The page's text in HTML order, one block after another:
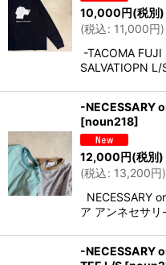
10,000円(税別)
(税込: 11,000円)
-TACOMA
SALVATIOPN
-NECESSARY
[noun218]
12,000円(税別)
(税込: 13,200円)
NECESSARY
ア アンネセサ
-NECESSARY